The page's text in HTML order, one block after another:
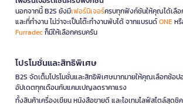
นอกจากนี้ B2S ยังมีเฟอร์นิเจอร์ครบทุกฟังก์ชันให้คุณได้เลื
และที่ทำงาน ไม่ว่าจะเป็นโต๊ะทำงานพับได้ จากแบรนด์ONEห
Furradecก็มีให้เลือกครบครัน
โปรโมชั่นและสิทธิพิเศษ
B2S จัดเต็มโปรโมชั่นและสิทธิพิเศษมากมายให้คุณเลือกช้อป
อัปเดตทุกเดือนกับแคมเปญลดราคาแรง
ทั้งสินค้าเครื่องเขียน หนังสือขายดี และไอเทมไลฟ์สไตล์สุด